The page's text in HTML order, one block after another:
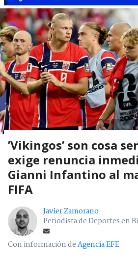
’Vikingos’ son cosa
exige renuncia
Gianni Infantino al
FIFA
Javier Zamorano
Periodista de Deportes en
Con información deAgencia EFE